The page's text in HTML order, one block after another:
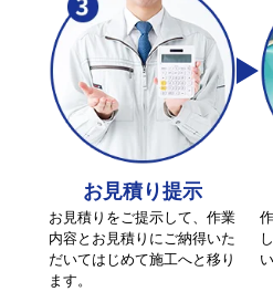
お見積り提示
お見積りをご提示して、作業
内容とお見積りにご納得いた
だいてはじめて施工へと移り
ます。